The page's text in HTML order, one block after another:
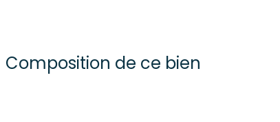
Composition de ce bien